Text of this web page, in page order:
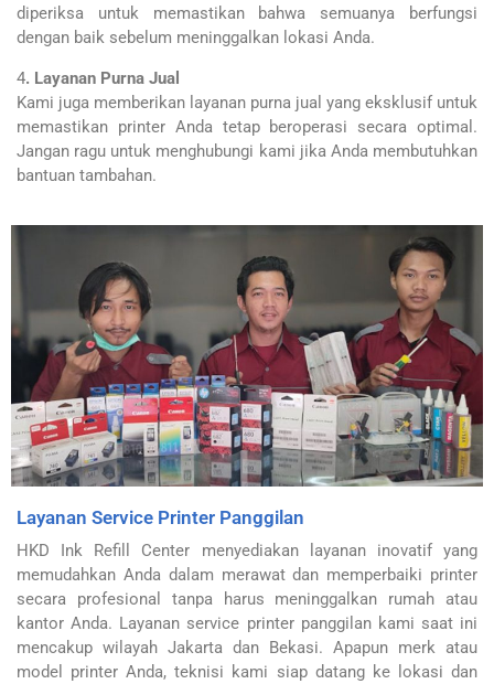
diperiksa untuk memastikan bahwa semuanya berfungsi
dengan baik sebelum meninggalkan lokasi Anda.
4. Layanan Purna Jual
Kami juga memberikan layanan purna jual yang eksklusif untuk
memastikan printer Anda tetap beroperasi secara optimal.
Jangan ragu untuk menghubungi kami jika Anda membutuhkan
bantuan tambahan.
Layanan Service Printer Panggilan
HKD Ink Refill Center menyediakan layanan inovatif yang
memudahkan Anda dalam merawat dan memperbaiki printer
secara profesional tanpa harus meninggalkan rumah atau
kantor Anda. Layanan service printer panggilan kami saat ini
mencakup wilayah Jakarta dan Bekasi. Apapun merk atau
model printer Anda, teknisi kami siap datang ke lokasi dan